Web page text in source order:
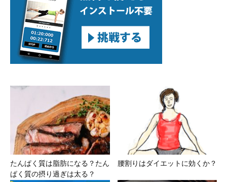
たんぱく質は脂肪になる？たん
ぱく質の摂り過ぎは太る？
腰割りはダイエットに効くか？